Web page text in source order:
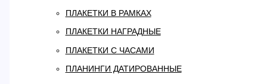
ПЛАКЕТКИ В РАМКАХ
ПЛАКЕТКИ НАГРАДНЫЕ
ПЛАКЕТКИ С ЧАСАМИ
ПЛАНИНГИ ДАТИРОВАННЫЕ